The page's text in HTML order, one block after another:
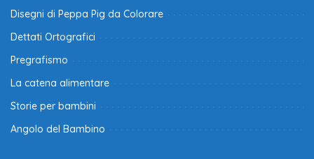
Disegni di Peppa Pig da Colorare
Dettati Ortografici
Pregrafismo
La catena alimentare
Storie per bambini
Angolo del Bambino